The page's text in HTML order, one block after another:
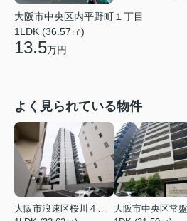
大阪市中央区内平野町１丁目
1LDK (36.57㎡)
13.5万円
よく見られている物件
大阪市浪速区桜川４丁目